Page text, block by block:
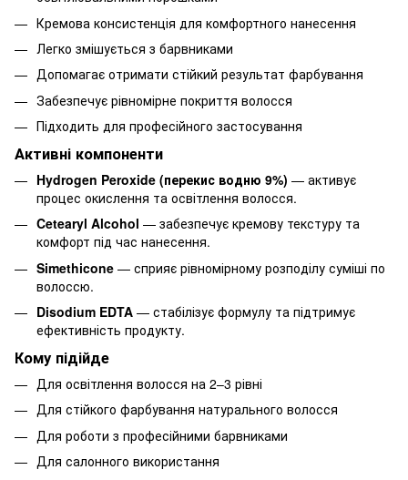
Кремова консистенція для комфортного нанесення
Легко змішується з барвниками
Допомагає отримати стійкий результат фарбування
Забезпечує рівномірне покриття волосся
Підходить для професійного застосування
Активні компоненти
Hydrogen Peroxide (перекис водню 9%) — активує
процес окислення та освітлення волосся.
Cetearyl Alcohol — забезпечує кремову текстуру та
комфорт під час нанесення.
Simethicone — сприяє рівномірному розподілу суміші по
волоссю.
Disodium EDTA — стабілізує формулу та підтримує
ефективність продукту.
Кому підійде
Для освітлення волосся на 2–3 рівні
Для стійкого фарбування натурального волосся
Для роботи з професійними барвниками
Для салонного використання